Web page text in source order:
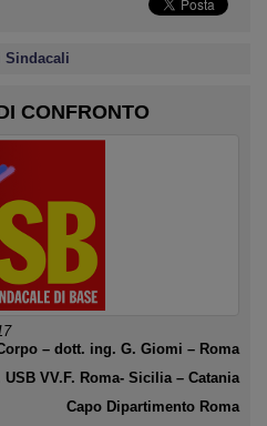
Sindacali
CONFRONTO
– dott. ing. G. Giomi – Roma
USB VV.F. Roma- Sicilia – Catania
Capo Dipartimento Roma